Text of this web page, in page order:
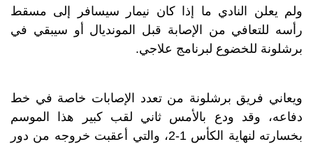
ولم يعلن النادي ما إذا كان نيمار سيسافر إلى مسقط
رأسه للتعافي من الإصابة قبل المونديال أو سيبقي في
برشلونة للخضوع لبرنامج علاجي.
ويعاني فريق برشلونة من تعدد الإصابات خاصة في خط
دفاعه، وقد ودع بالأمس ثاني لقب كبير هذا الموسم
بخسارته لنهاية الكأس 1-2، والتي أعقبت خروجه من دور